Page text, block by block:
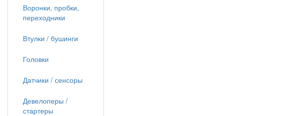
Воронки, пробки,
переходники
Втулки / бушинги
Головки
Датчики / сенсоры
Девелоперы /
стартеры